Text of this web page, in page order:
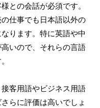
との会話が必須です。
仕事でも日本語以外の
ります。特に英語や中
いので、それらの言語
客用語やビジネス用語
らに評価は高いでしょ